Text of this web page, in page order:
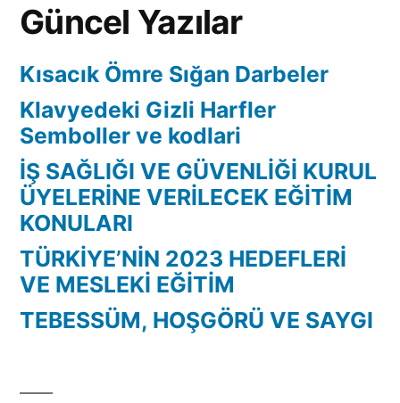
Güncel Yazılar
Kısacık Ömre Sığan Darbeler
Klavyedeki Gizli Harfler
Semboller ve kodlari
İŞ SAĞLIĞI VE GÜVENLİĞİ KURUL
ÜYELERİNE VERİLECEK EĞİTİM
KONULARI
TÜRKİYE’NİN 2023 HEDEFLERİ
VE MESLEKİ EĞİTİM
TEBESSÜM, HOŞGÖRÜ VE SAYGI